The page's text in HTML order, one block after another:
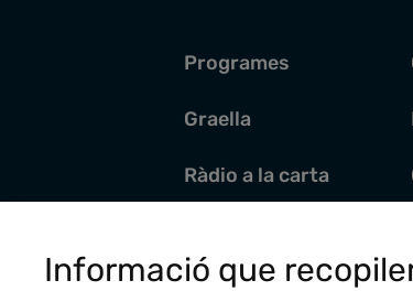
Programes
Graella
Ràdio a la carta
Informació que